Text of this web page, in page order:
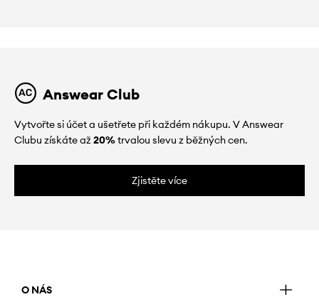
Answear Club
Vytvořte si účet a ušetřete při každém nákupu. V Answear
Clubu získáte až20%trvalou slevu z běžných cen.
Zjistěte více
O NÁS